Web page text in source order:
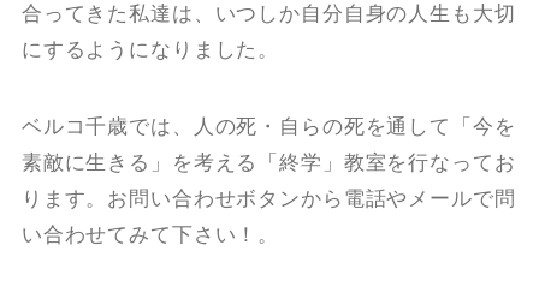
合ってきた私達は、いつしか自分自身の人生も大切
にするようになりました。
ベルコ千歳では、人の死・自らの死を通して「今を
素敵に生きる」を考える「終学」教室を行なってお
ります。お問い合わせボタンから電話やメールで問
い合わせてみて下さい！。